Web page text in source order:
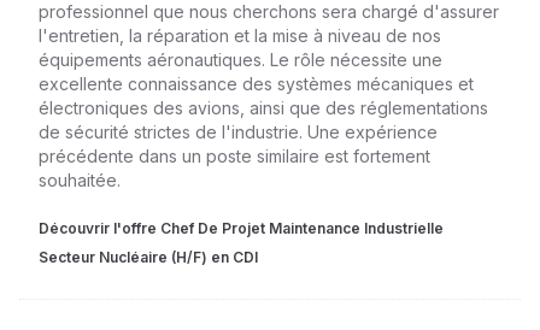
professionnel que nous cherchons sera chargé d'assurer
l'entretien, la réparation et la mise à niveau de nos
équipements aéronautiques. Le rôle nécessite une
excellente connaissance des systèmes mécaniques et
électroniques des avions, ainsi que des réglementations
de sécurité strictes de l'industrie. Une expérience
précédente dans un poste similaire est fortement
souhaitée.
Découvrir l'offre Chef De Projet Maintenance Industrielle
Secteur Nucléaire (H/F) en CDI